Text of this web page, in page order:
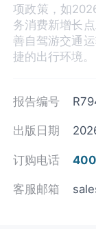
项政策，如
务消费新增长
善自驾游交通
捷的出行环境。
报告编号
出版日期
订购电话
客服邮箱